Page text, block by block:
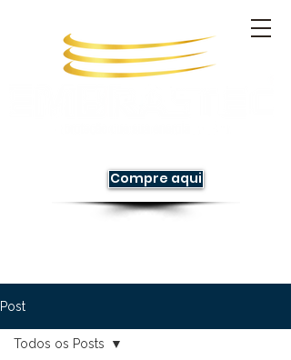
Compre aqui
Post
Todos os Posts